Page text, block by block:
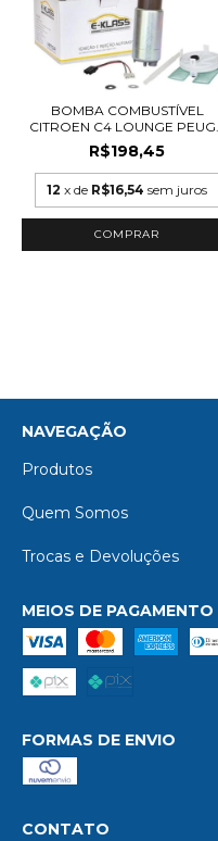
BOMBA COMBUSTÍVEL
CITROEN C4 LOUNGE PEUG...
R$198,45
12 x de R$16,54 sem juros
NAVEGAÇÃO
Produtos
Quem Somos
Trocas e Devoluções
MEIOS DE PAGAMENTO
FORMAS DE ENVIO
CONTATO